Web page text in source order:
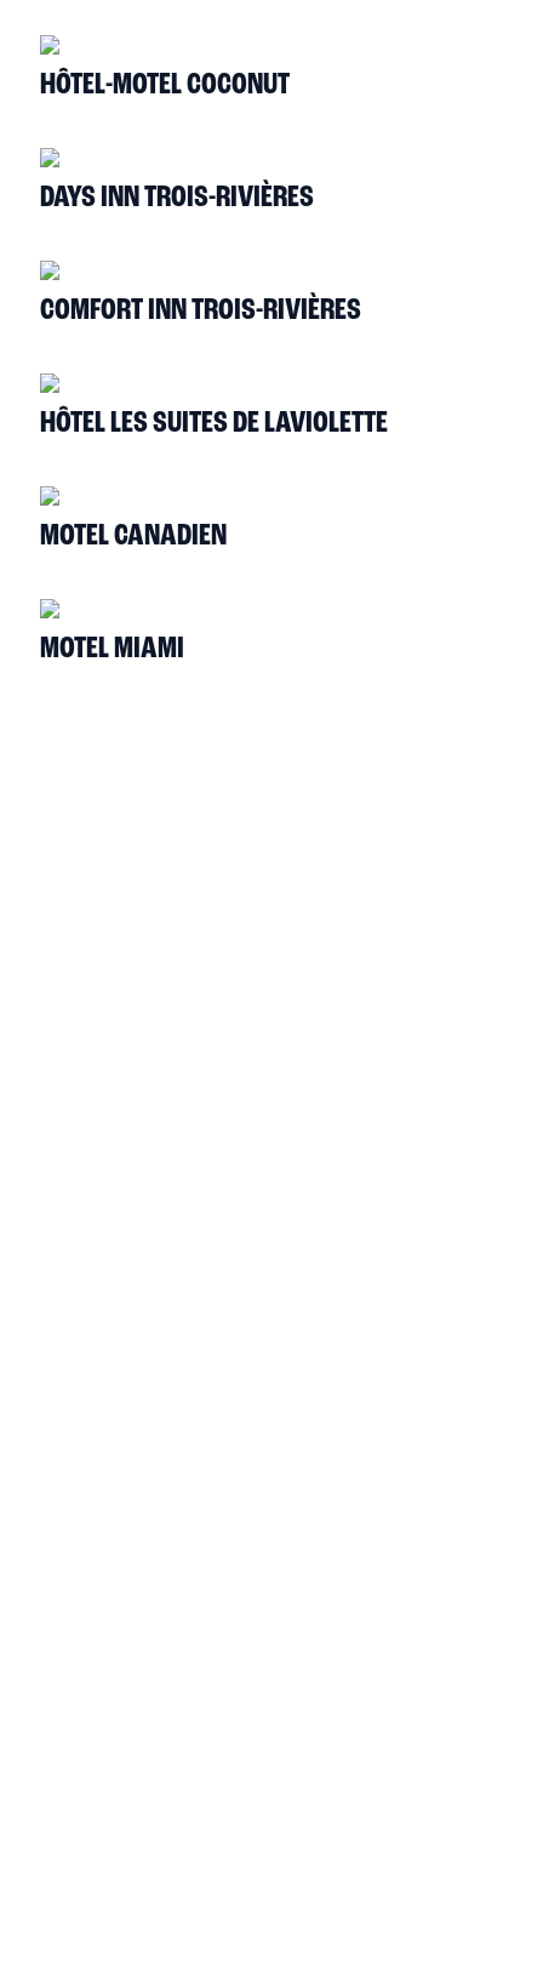
HÔTEL-MOTEL COCONUT
DAYS INN TROIS-RIVIÈRES
COMFORT INN TROIS-RIVIÈRES
HÔTEL LES SUITES DE LAVIOLETTE
MOTEL CANADIEN
MOTEL MIAMI